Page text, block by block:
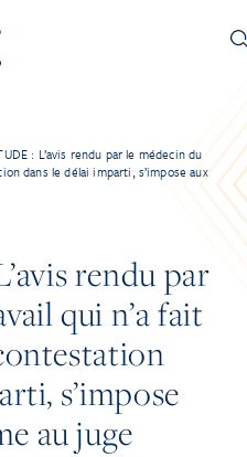
: L’avis rendu par le médecin du
dans le délai imparti, s’impose aux
rendu par
qui n’a fait
s’impose
au juge